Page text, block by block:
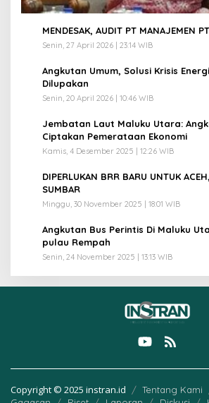
MENDESAK, AUDIT PT MANAJEMEN
Senin, 27 April 2026 | 23:14 WIB
Angkutan Umum, Solusi Krisis
Dilupakan
Senin, 20 April 2026 | 10:46 WIB
Jembatan Laut Maluku Utara:
Ciptakan Pemerataan Ekonomi
Kamis, 4 Desember 2025 | 12:26 WIB
DIPERLUKAN BRR BARU UNTUK
SUMBAR
Minggu, 30 November 2025 | 18:01 WIB
Angkutan Bus Perintis Di Maluku
pulau Rempah
Senin, 24 November 2025 | 13:13 WIB
Copyright © 2025 instran.id Tentang Kami